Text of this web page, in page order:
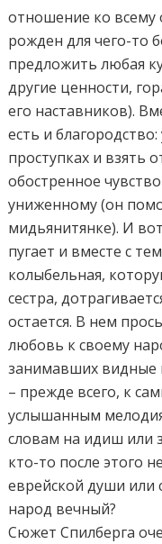
отношение ко
рожден для чего-то
предложить любая
другие ценности,
его наставников).
есть и
проступках и взять
обостренное
униженному (он
мидьянитянке). И
пугает и вместе с
колыбельная,
сестра,
остается. В нем
любовь к своему
занимавших видные
– прежде всего, к
услышанным
словам на идиш или
кто-то после этого
еврейской души или
народ вечный?
Сюжет Спилберга